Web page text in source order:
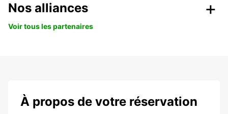
Nos alliances
Voir tous les partenaires
À propos de votre réservation